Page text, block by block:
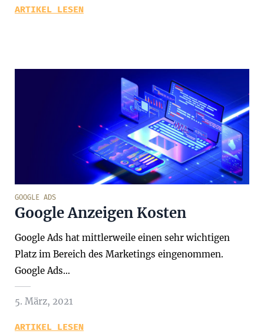
ARTIKEL LESEN
GOOGLE ADS
Google Anzeigen Kosten
Google Ads hat mittlerweile einen sehr wichtigen
Platz im Bereich des Marketings eingenommen.
Google Ads…
5. März, 2021
ARTIKEL LESEN